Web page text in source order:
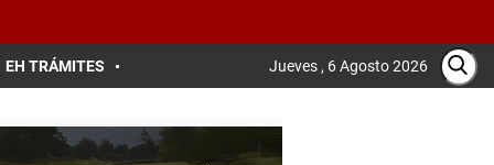
EH TRÁMITES Jueves , 6 Agosto 2026